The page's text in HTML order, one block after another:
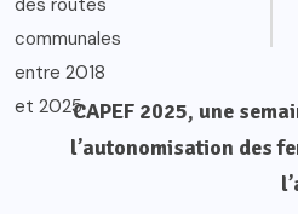
CAPEF 2025, une
l’autonomisation des